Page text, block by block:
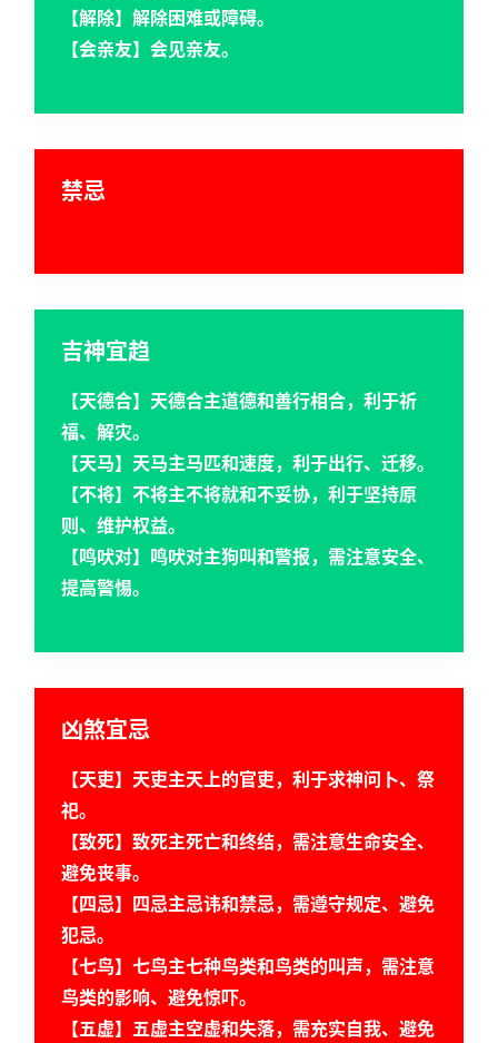
【解除】解除困难或障碍。
【会亲友】会见亲友。
禁忌
吉神宜趋
【天德合】天德合主道德和善行相合，利于祈
福、解灾。
【天马】天马主马匹和速度，利于出行、迁移。
【不将】不将主不将就和不妥协，利于坚持原
则、维护权益。
【鸣吠对】鸣吠对主狗叫和警报，需注意安全、
提高警惕。
凶煞宜忌
【天吏】天吏主天上的官吏，利于求神问卜、祭
祀。
【致死】致死主死亡和终结，需注意生命安全、
避免丧事。
【四忌】四忌主忌讳和禁忌，需遵守规定、避免
犯忌。
【七鸟】七鸟主七种鸟类和鸟类的叫声，需注意
鸟类的影响、避免惊吓。
【五虚】五虚主空虚和失落，需充实自我、避免